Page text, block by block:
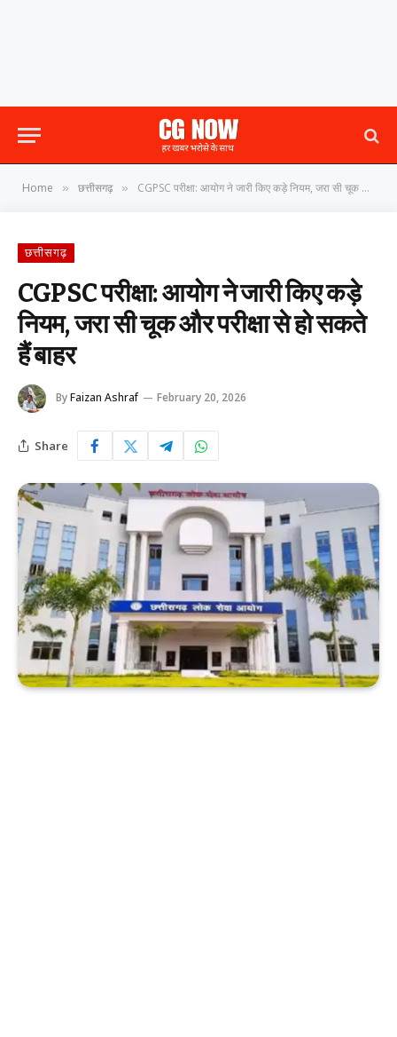
Home » छत्तीसगढ़ » CGPSC परीक्षा: आयोग ने जारी किए कड़े नियम, जरा सी चूक और परीक्षा से हो सकते हैं बाहर
छत्तीसगढ़
CGPSC परीक्षा: आयोग ने जारी किए कड़े
नियम, जरा सी चूक और परीक्षा से हो सकते
हैं बाहर
ByFaizan Ashraf February 20, 2026
Share